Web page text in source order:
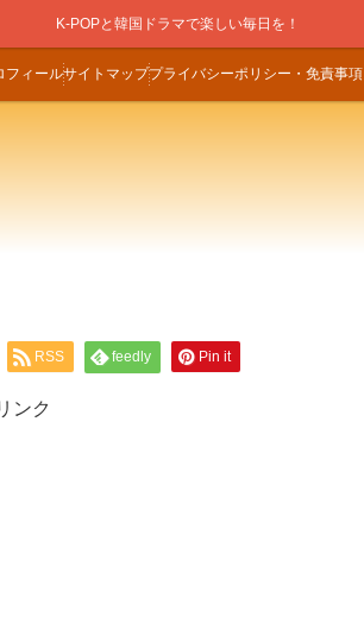
K-POPと韓国ドラマで楽しい毎日を！
フィールサイトマッププライバシーポリシー・免責事項
RSS feedly Pin it
ンク